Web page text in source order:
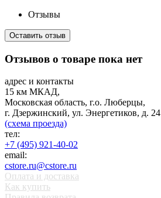
Отзывы
Оставить отзыв
Отзывов о товаре пока нет
адрес и контакты
15 км МКАД,
Московская область, г.о. Люберцы,
г. Дзержинский, ул. Энергетиков, д. 24
(схема проезда)
тел:
+7 (495) 921-40-02
email:
cstore.ru@cstore.ru
Оплата и доставка
Как купить